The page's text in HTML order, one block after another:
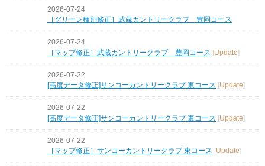
2026-07-24
［グリーン種別修正］武蔵カントリークラブ 豊岡コース
2026-07-24
［マップ修正］武蔵カントリークラブ 豊岡コース [Update]
2026-07-22
[高度データ修正]サンコーカントリークラブ 東コース [Update]
2026-07-22
[高度データ修正]サンコーカントリークラブ 東コース [Update]
2026-07-22
［マップ修正］サンコーカントリークラブ 東コース [Update]